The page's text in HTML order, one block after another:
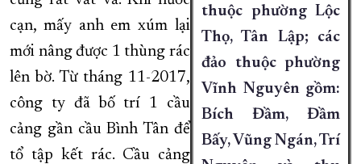
thuộc phường Lộc
Thọ, Tân Lập; các
đảo thuộc phường
Vĩnh Nguyên gồm:
Bích Đầm, Đầm
Bấy, Vũng Ngán, Trí
cạn, mấy anh em xúm lại
mới nâng được 1 thùng rác
lên bờ. Từ tháng 11-2017,
công ty đã bố trí 1 cầu
cảng gần cầu Bình Tân để
tổ tập kết rác. Cầu cảng